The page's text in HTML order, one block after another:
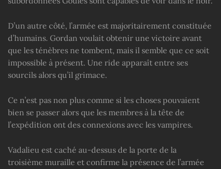
D’un autre côté, l’armée est majoritairement constituée
d’humains. Gordan voulait obtenir une victoire avant
que les ténèbres ne tombent, mais il semble que ce soit
impossible à présent. Une ride apparaît entre ses
sourcils alors qu’il grimace.
Ce n’est pas non plus comme si les choses pouvaient
bien se passer alors que les membres à la tête de
l’expédition ont des connexions avec les vampires.
Vadalieu est caché au-dessus de la porte de la
troisième muraille et confirme la présence de l’armée